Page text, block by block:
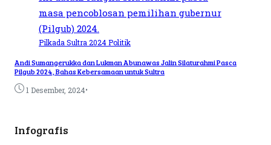
Pilkada Sultra 2024Politik
Andi Sumangerukka dan Lukman Abunawas Jalin Silaturahmi Pasca
Pilgub 2024, Bahas Kebersamaan untuk Sultra
1 Desember, 2024•
Infografis